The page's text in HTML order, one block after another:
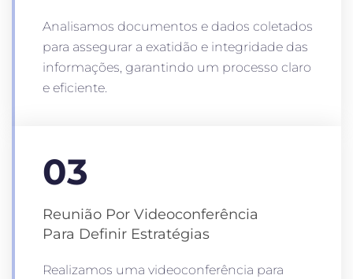
Analisamos documentos e dados coletados
para assegurar a exatidão e integridade das
informações, garantindo um processo claro
e eficiente.
03
Reunião Por Videoconferência
Para Definir Estratégias
Realizamos uma videoconferência para